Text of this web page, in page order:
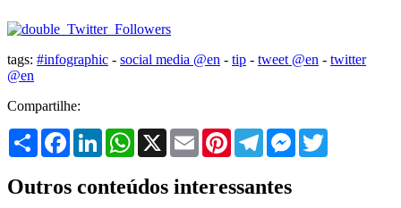
tags: #infographic - social media @en - tip - tweet @en - twitter
@en
Compartilhe:
Share FacebookLinkedInWhatsApp
X Email PinterestTelegramMessenger
Outros conteúdos interessantes